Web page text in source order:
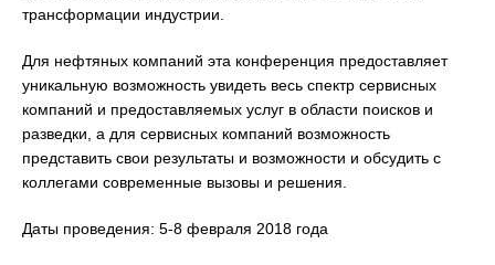
трансформации индустрии.
Для нефтяных компаний эта конференция предоставляет
уникальную возможность увидеть весь спектр сервисных
компаний и предоставляемых услуг в области поисков и
разведки, а для сервисных компаний возможность
представить свои результаты и возможности и обсудить с
коллегами современные вызовы и решения.
Даты проведения: 5-8 февраля 2018 года